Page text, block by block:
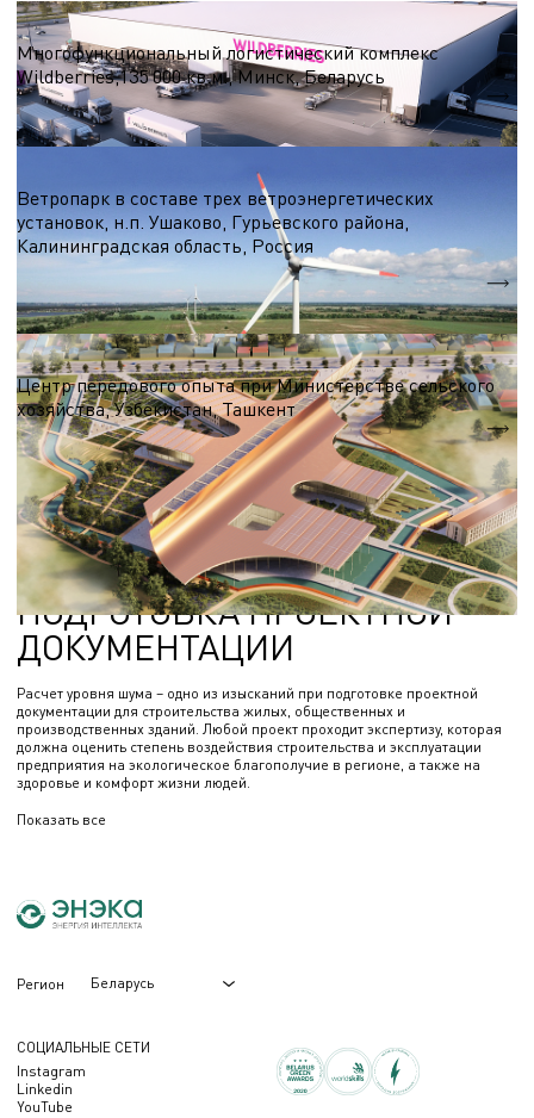
Логистические центры и склады
Многофункциональный логистический комплекс
Wildberries,135 000 кв.м., Минск, Беларусь
S = 135 000 кв.м.
Ветропарк в составе трех ветроэнергетических
установок, н.п. Ушаково, Гурьевского района,
Калининградская область, Россия
Выставочный комплекс
Центр передового опыта при Министерстве сельского
хозяйства, Узбекистан, Ташкент
S = 13 590 м.кв.
РАСЧЕТ ЭКВИВАЛЕНТНОГО
УРОВНЯ ШУМА И
ПОДГОТОВКА ПРОЕКТНОЙ
ДОКУМЕНТАЦИИ
Расчет уровня шума – одно из изысканий при подготовке проектной
документации для строительства жилых, общественных и
производственных зданий. Любой проект проходит экспертизу, которая
должна оценить степень воздействия строительства и эксплуатации
предприятия на экологическое благополучие в регионе, а также на
здоровье и комфорт жизни людей.
Показать все
Регион Беларусь
СОЦИАЛЬНЫЕ СЕТИ
Instagram
Linkedin
YouTube